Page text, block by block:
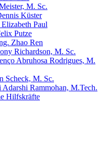
M. Sc.
Küster
Paul
Putze
Zhao Ren
Richardson, M. Sc.
Abruhosa Rodrigues, M.
Scheck, M. Sc.
Adarshi Rammohan, M.Tech.
Hilfskräfte